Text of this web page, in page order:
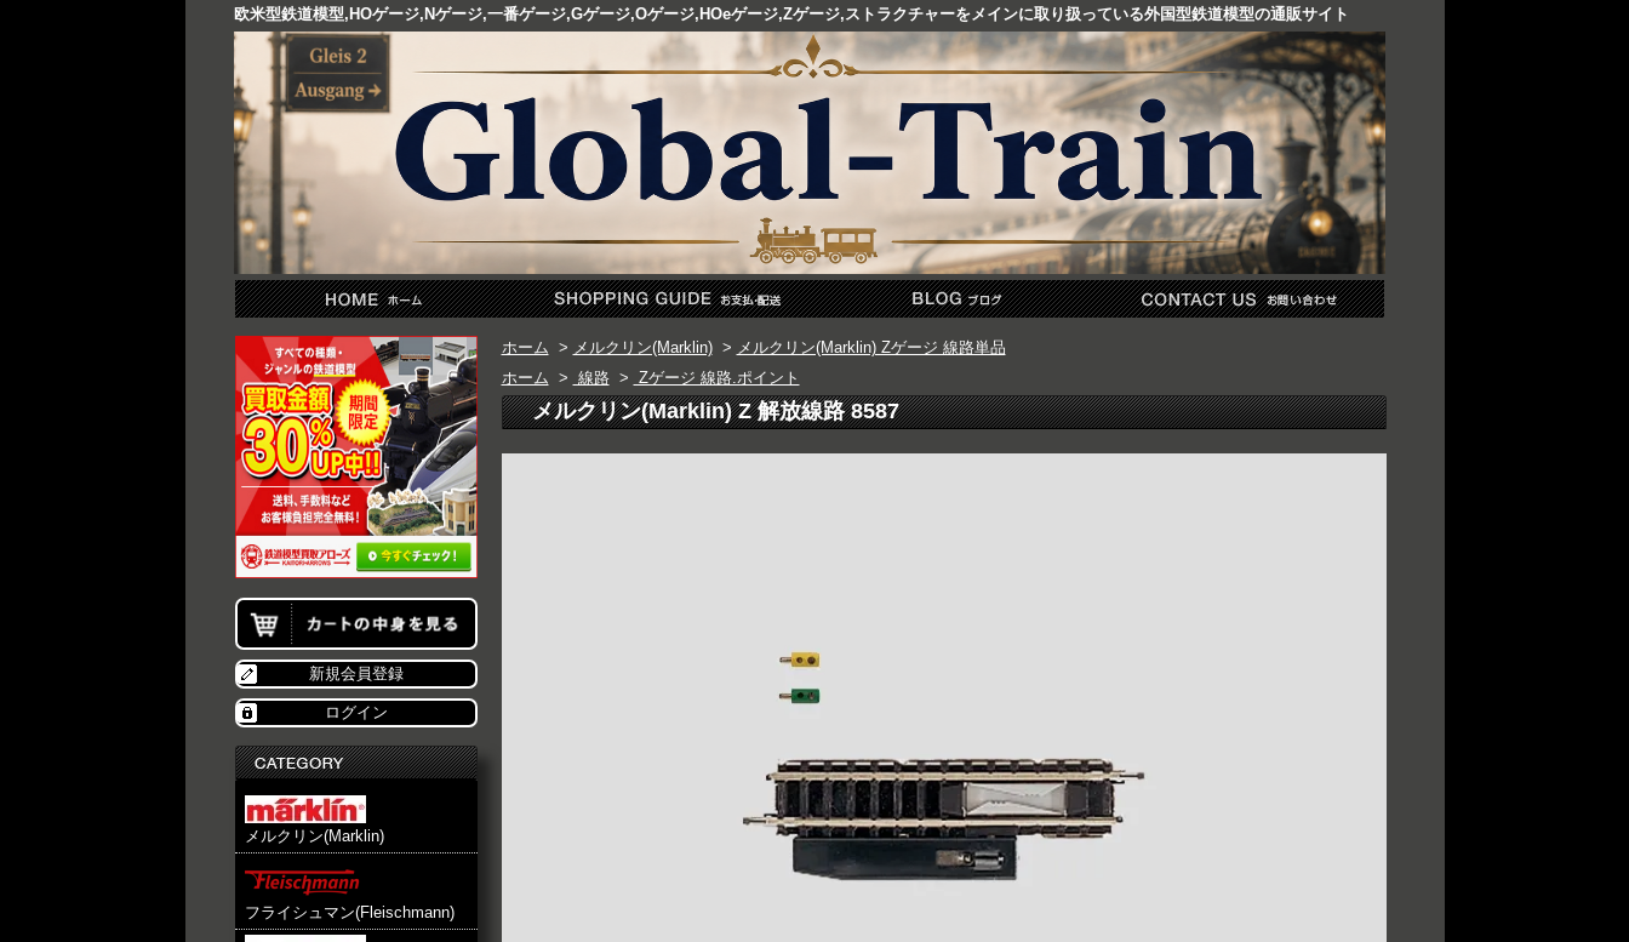
欧米型鉄道模型,HOゲージ,Nゲージ,一番ゲージ,Gゲージ,Oゲージ,HOeゲージ,Zゲージ,ストラクチャーをメインに取り扱っている外国型鉄道模型の通販サイト
新規会員登録
ログイン
メルクリン(Marklin)
フライシュマン(Fleischmann)
ホーム > メルクリン(Marklin) > メルクリン(Marklin) Zゲージ 線路単品
ホーム > 線路> Zゲージ 線路.ポイント
メルクリン(Marklin) Z 解放線路 8587